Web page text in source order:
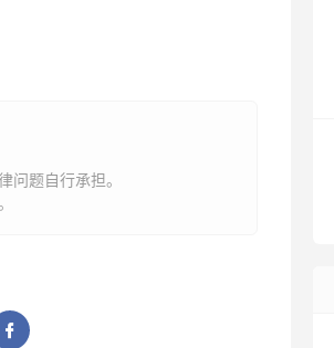
问题自行承担。
